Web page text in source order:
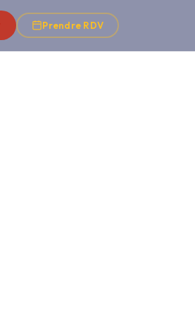
Prendre RDV